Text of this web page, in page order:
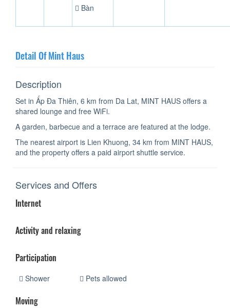
Bàn
Detail Of Mint Haus
Description
Set in Ấp Ða Thiên, 6 km from Da Lat, MINT HAUS offers a
shared lounge and free WiFi.
A garden, barbecue and a terrace are featured at the lodge.
The nearest airport is Lien Khuong, 34 km from MINT HAUS,
and the property offers a paid airport shuttle service.
Services and Offers
Internet
Activity and relaxing
Participation
Shower Pets allowed
Moving